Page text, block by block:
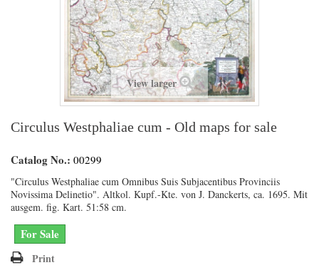
View larger
Circulus Westphaliae cum - Old maps for sale
Catalog No.: 00299
"Circulus Westphaliae cum Omnibus Suis Subjacentibus Provinciis
Novissima Delinetio". Altkol. Kupf.-Kte. von J. Danckerts, ca. 1695. Mit
ausgem. fig. Kart. 51:58 cm.
For Sale
Print